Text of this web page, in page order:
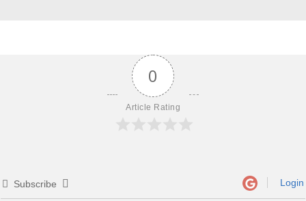
0
Article Rating
Subscribe Login